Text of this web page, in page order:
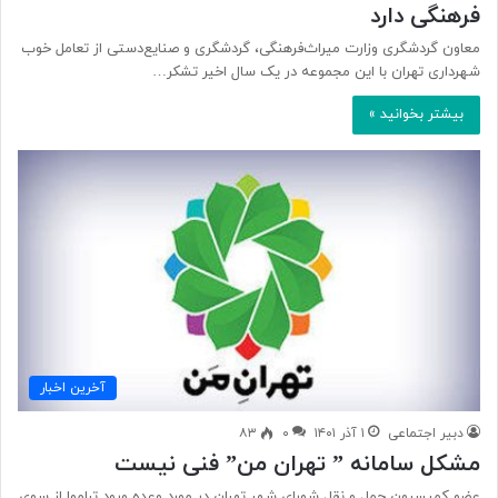
فرهنگی دارد
معاون گردشگری وزارت میراث‌فرهنگی، گردشگری و صنایع‌دستی از تعامل خوب
شهرداری تهران با این مجموعه در یک سال اخیر تشکر…
بیشتر بخوانید »
آخرین اخبار
دبیر اجتماعی ۱ آذر ۱۴۰۱ ۰ ۸۳
مشکل سامانه ” تهران من” فنی نیست